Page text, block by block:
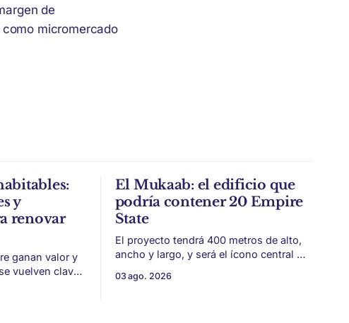
de
micromercado
y
renovar
ganan valor y
vuelven clave
El Mukaab: el edificio que
podría contener 20 Empire
State
El proyecto tendrá 400 metros de alto,
ancho y largo, y será el ícono central de
vinculada al plan Visión 2030. Arabia
03 ago. 2026